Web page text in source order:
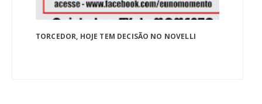
TORCEDOR, HOJE TEM DECISÃO NO NOVELLI